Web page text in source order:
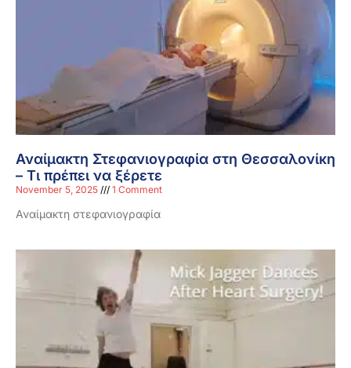
Αναίμακτη Στεφανιογραφία στη Θεσσαλονίκη
– Τι πρέπει να ξέρετε
November 5, 2025 1 Comment
Αναίμακτη στεφανιογραφία